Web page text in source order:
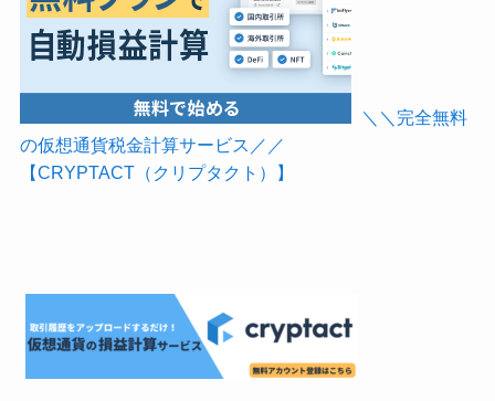
＼＼完全無料
の仮想通貨税金計算サービス／／
【CRYPTACT（クリプタクト）】